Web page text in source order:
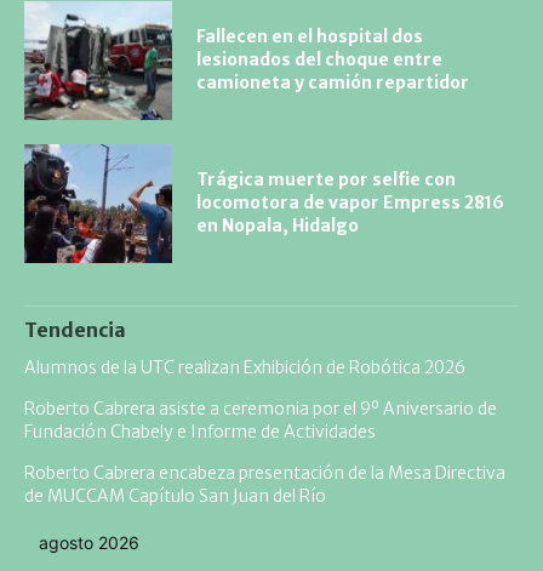
Fallecen en el hospital dos
lesionados del choque entre
camioneta y camión repartidor
Trágica muerte por selfie con
locomotora de vapor Empress 2816
en Nopala, Hidalgo
Tendencia
Alumnos de la UTC realizan Exhibición de Robótica 2026
Roberto Cabrera asiste a ceremonia por el 9º Aniversario de
Fundación Chabely e Informe de Actividades
Roberto Cabrera encabeza presentación de la Mesa Directiva
de MUCCAM Capítulo San Juan del Río
agosto 2026